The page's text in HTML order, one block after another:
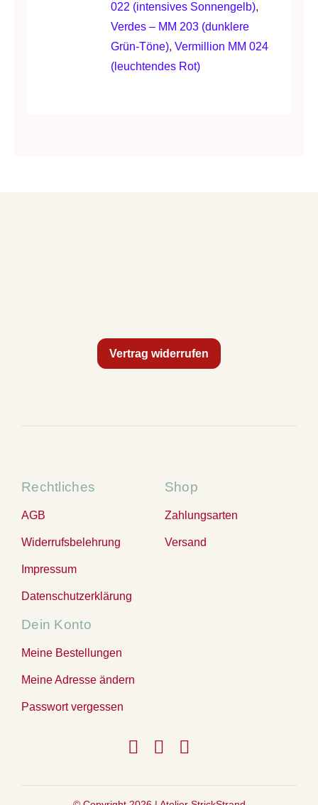
022 (intensives Sonnengelb),
Verdes – MM 203 (dunklere
Grün-Töne), Vermillion MM 024
(leuchtendes Rot)
Vertrag widerrufen
Rechtliches
AGB
Widerrufsbelehrung
Impressum
Datenschutzerklärung
Shop
Zahlungsarten
Versand
Dein Konto
Meine Bestellungen
Meine Adresse ändern
Passwort vergessen